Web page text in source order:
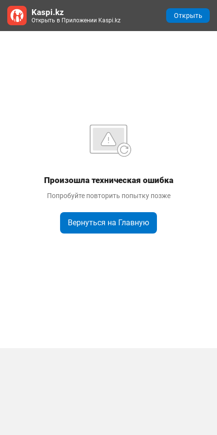
Произошла техническая ошибка
Попробуйте повторить попытку позже
Вернуться на Главную
Kaspi.kz
Открыть в Приложении Kaspi.kz
Открыть